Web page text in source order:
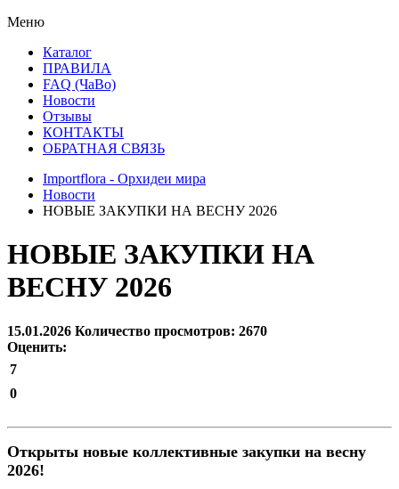
Меню
Каталог
ПРАВИЛА
FAQ (ЧаВо)
Новости
Отзывы
КОНТАКТЫ
ОБРАТНАЯ СВЯЗЬ
Importflora - Орхидеи мира
Новости
НОВЫЕ ЗАКУПКИ НА ВЕСНУ 2026
НОВЫЕ ЗАКУПКИ НА
ВЕСНУ 2026
15.01.2026 Количество просмотров: 2670
Оценить:
7
0
Открыты новые коллективные закупки на весну
2026!